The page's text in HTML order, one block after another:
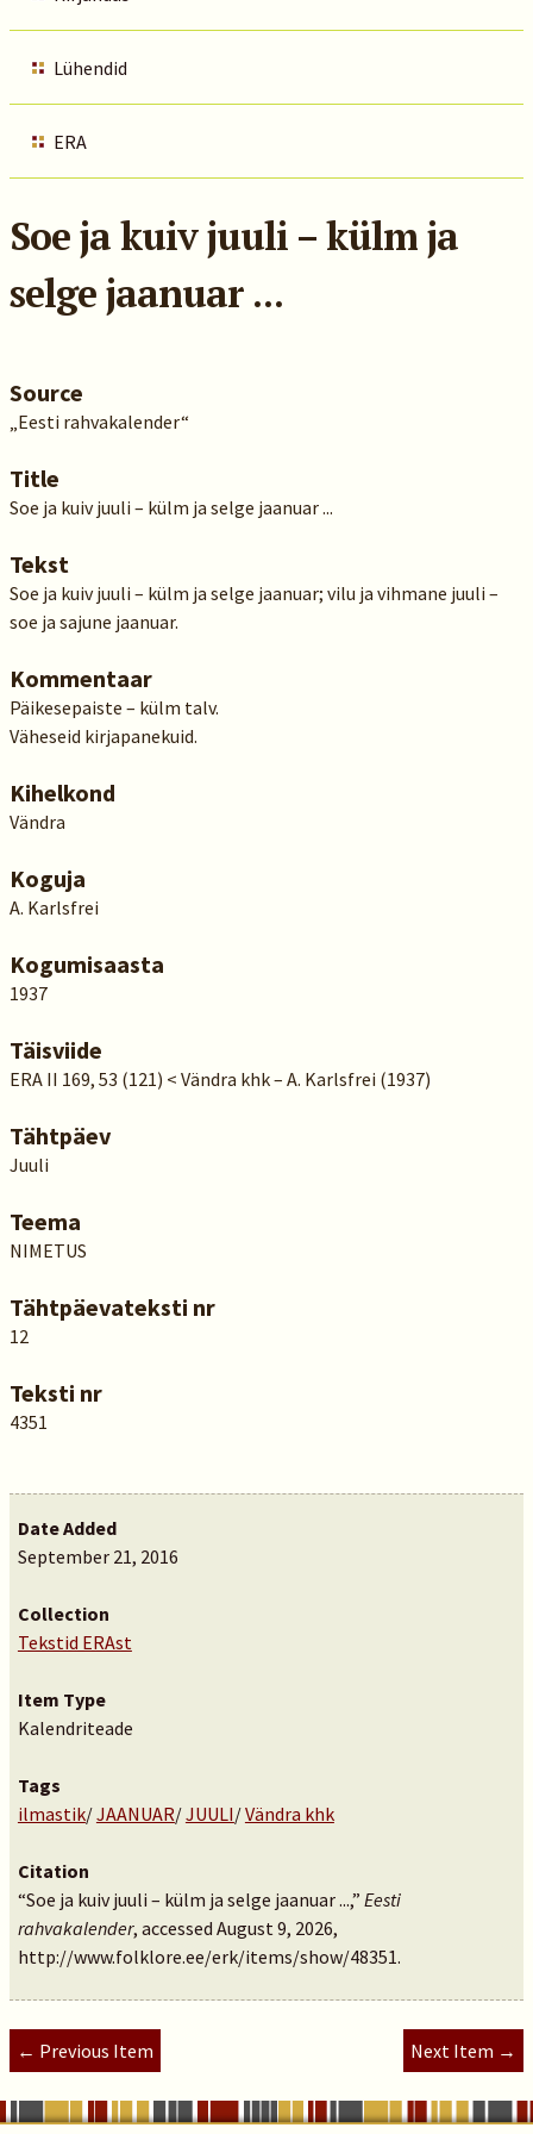
Lühendid
ERA
Soe ja kuiv juuli – külm ja
selge jaanuar ...
Source
„Eesti rahvakalender“
Title
Soe ja kuiv juuli – külm ja selge jaanuar ...
Tekst
Soe ja kuiv juuli – külm ja selge jaanuar; vilu ja vihmane juuli –
soe ja sajune jaanuar.
Kommentaar
Päikesepaiste – külm talv.
Väheseid kirjapanekuid.
Kihelkond
Vändra
Koguja
A. Karlsfrei
Kogumisaasta
1937
Täisviide
ERA II 169, 53 (121) < Vändra khk – A. Karlsfrei (1937)
Tähtpäev
Juuli
Teema
NIMETUS
Tähtpäevateksti nr
12
Teksti nr
4351
Date Added
September 21, 2016
Collection
Tekstid ERAst
Item Type
Kalendriteade
Tags
ilmastik/JAANUAR/JUULI/Vändra khk
Citation
“Soe ja kuiv juuli – külm ja selge jaanuar ...,” Eesti
rahvakalender, accessed August 9, 2026,
http://www.folklore.ee/erk/items/show/48351.
← Previous Item Next Item →